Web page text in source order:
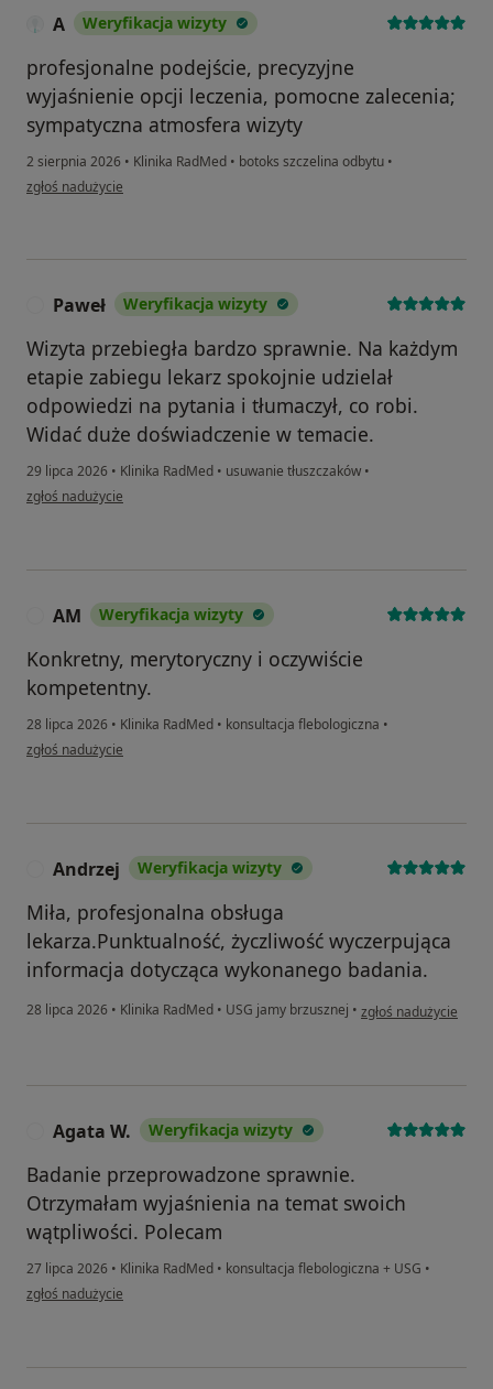
A Weryfikacja wizyty
profesjonalne podejście, precyzyjne
wyjaśnienie opcji leczenia, pomocne zalecenia;
sympatyczna atmosfera wizyty
2 sierpnia 2026 • Klinika RadMed • botoks szczelina odbytu •
w opinii użytkownika A
zgłoś nadużycie
Paweł Weryfikacja wizyty
Wizyta przebiegła bardzo sprawnie. Na każdym
etapie zabiegu lekarz spokojnie udzielał
odpowiedzi na pytania i tłumaczył, co robi.
Widać duże doświadczenie w temacie.
29 lipca 2026 • Klinika RadMed • usuwanie tłuszczaków •
w opinii użytkownika Paweł
zgłoś nadużycie
AM Weryfikacja wizyty
Konkretny, merytoryczny i oczywiście
kompetentny.
28 lipca 2026 • Klinika RadMed • konsultacja flebologiczna •
w opinii użytkownika AM
zgłoś nadużycie
Andrzej Weryfikacja wizyty
Miła, profesjonalna obsługa
lekarza.Punktualność, życzliwość wyczerpująca
informacja dotycząca wykonanego badania.
28 lipca 2026 • Klinika RadMed • USG jamy brzusznej • w opinii użytkownika
zgłoś nadużycie
Agata W. Weryfikacja wizyty
Badanie przeprowadzone sprawnie.
Otrzymałam wyjaśnienia na temat swoich
wątpliwości. Polecam
27 lipca 2026 • Klinika RadMed • konsultacja flebologiczna + USG •
w opinii użytkownika Agata W.
zgłoś nadużycie